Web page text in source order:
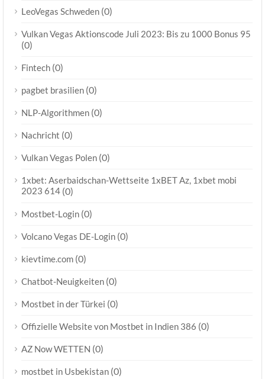
LeoVegas Schweden (0)
Vulkan Vegas Aktionscode Juli 2023: Bis zu 1000 Bonus 95
(0)
Fintech (0)
pagbet brasilien (0)
NLP-Algorithmen (0)
Nachricht (0)
Vulkan Vegas Polen (0)
1xbet: Aserbaidschan-Wettseite 1xBET Az, 1xbet mobi
2023 614 (0)
Mostbet-Login (0)
Volcano Vegas DE-Login (0)
kievtime.com (0)
Chatbot-Neuigkeiten (0)
Mostbet in der Türkei (0)
Offizielle Website von Mostbet in Indien 386 (0)
AZ Now WETTEN (0)
mostbet in Usbekistan (0)